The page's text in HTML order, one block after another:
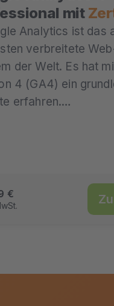
mit
Analytics ist das
verbreitete
der Welt. Es hat
4 (GA4) ein
erfahren.…
€